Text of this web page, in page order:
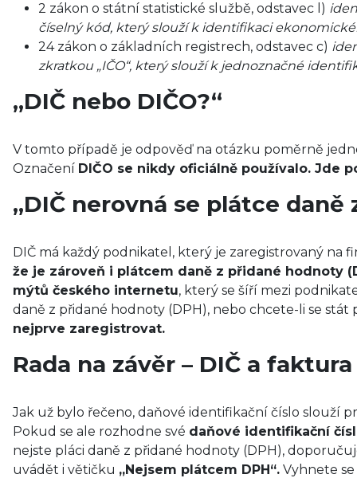
2 zákon o státní statistické službě, odstavec l)
číselný kód, který slouží k identifikaci
24 zákon o základních registrech, odstavec c)
zkratkou „IČO“, který slouží k jednoznačné
„DIČ nebo DIČO?“
V tomto případě je odpověď na otázku poměrně
Označení DIČO se nikdy oficiálně používalo. Jde
„DIČ nerovná se plátce
DIČ má každý podnikatel, který je zaregistrovaný na
že je zároveň i plátcem daně z přidané hodnoty
mýtů českého internetu, který se šíří mezi
daně z přidané hodnoty (DPH), nebo chcete-li se
nejprve zaregistrovat.
Rada na závěr – DIČ a faktura
Jak už bylo řečeno, daňové identifikační číslo slouží
Pokud se ale rozhodne své daňové identifikační
nejste pláci daně z přidané hodnoty (DPH),
uvádět i větičku „Nejsem plátcem DPH“. Vyhnete